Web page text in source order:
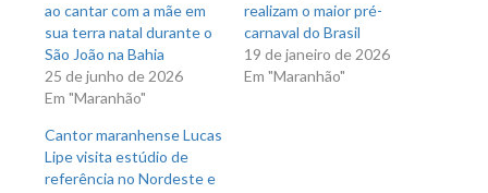
ao cantar com a mãe em
sua terra natal durante o
São João na Bahia
25 de junho de 2026
Em "Maranhão"
realizam o maior pré-
carnaval do Brasil
19 de janeiro de 2026
Em "Maranhão"
Cantor maranhense Lucas
Lipe visita estúdio de
referência no Nordeste e